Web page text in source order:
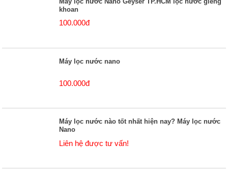
khoan
100.000đ
Máy lọc nước nano
100.000đ
Máy lọc nước nào tốt nhất hiện nay? Máy lọc nước
Nano
Liên hệ được tư vấn!